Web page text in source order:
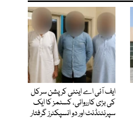
ایف آئی اے اینٹی کرپشن سرکل
کی بڑی کارروائی، کسٹمز کا ایک
سپرنٹنڈنٹ اور دو انسپکٹرز گرفتار